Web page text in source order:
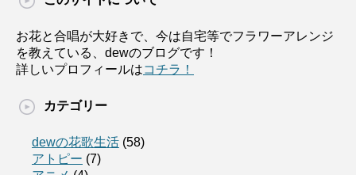
お花と合唱が大好きで、今は自宅等でフラワーアレンジ
を教えている、dewのブログです！
詳しいプロフィールはコチラ！
カテゴリー
dewの花歌生活 (58)
アトピー (7)